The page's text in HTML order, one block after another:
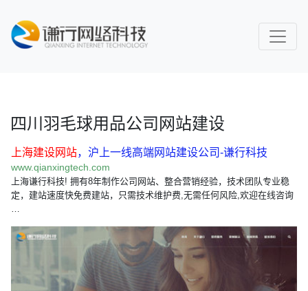
四川羽毛球用品公司网站建设
上海建设网站，沪上一线高端网站建设公司-谦行科技
www.qianxingtech.com
上海谦行科技! 拥有8年制作公司网站、整合营销经验，技术团队专业稳
定，建站速度快免费建站，只需技术维护费,无需任何风险,欢迎在线咨询
…